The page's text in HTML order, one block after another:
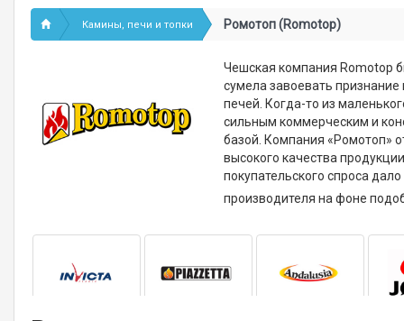
Камины, печи и топки Ромотоп (Romotop)
Чешская компания Romotop
сумела завоевать
печей. Когда-то из
сильным коммерческим и
базой. Компания «Ромотоп»
высокого качества
покупательского спроса
производителя на фоне